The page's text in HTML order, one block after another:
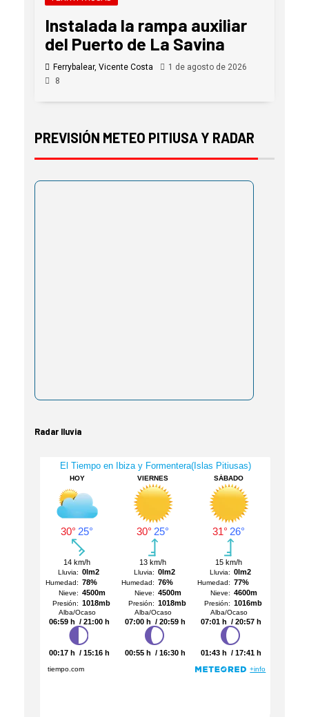
Instalada la rampa auxiliar
del Puerto de La Savina
Ferrybalear, Vicente Costa
1 de agosto de 2026
8
PREVISIÓN METEO PITIUSA Y RADAR
Radar lluvia